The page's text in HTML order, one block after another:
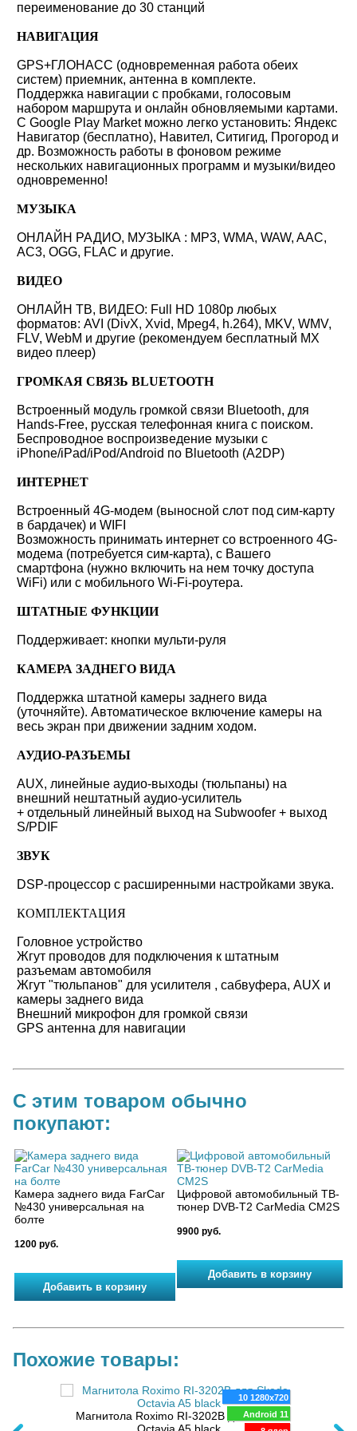
переименование до 30 станций
НАВИГАЦИЯ
GPS+ГЛОНАСС (одновременная работа обеих
систем) приемник, антенна в комплекте.
Поддержка навигации с пробками, голосовым
набором маршрута и онлайн обновляемыми картами.
С Google Play Market можно легко установить: Яндекс
Навигатор (бесплатно), Навител, Ситигид, Прогород и
др. Возможность работы в фоновом режиме
нескольких навигационных программ и музыки/видео
одновременно!
МУЗЫКА
ОНЛАЙН РАДИО, МУЗЫКА : MP3, WMA, WAW, AAC,
AC3, OGG, FLAC и другие.
ВИДЕО
ОНЛАЙН ТВ, ВИДЕО: Full HD 1080p любых
форматов: AVI (DivX, Xvid, Mpeg4, h.264), MKV, WMV,
FLV, WebM и другие (рекомендуем бесплатный MX
видео плеер)
ГРОМКАЯ СВЯЗЬ BLUETOOTH
Встроенный модуль громкой связи Bluetooth, для
Hands-Free, русская телефонная книга с поиском.
Беспроводное воспроизведение музыки с
iPhone/iPad/iPod/Android по Bluetooth (A2DP)
ИНТЕРНЕТ
Встроенный 4G-модем (выносной слот под сим-карту
в бардачек) и WIFI
Возможность принимать интернет со встроенного 4G-
модема (потребуется сим-карта), с Вашего
смартфона (нужно включить на нем точку доступа
WiFi) или с мобильного Wi-Fi-роутера.
ШТАТНЫЕ ФУНКЦИИ
Поддерживает: кнопки мульти-руля
КАМЕРА ЗАДНЕГО ВИДА
Поддержка штатной камеры заднего вида
(уточняйте). Автоматическое включение камеры на
весь экран при движении задним ходом.
АУДИО-РАЗЪЕМЫ
AUX, линейные аудио-выходы (тюльпаны) на
внешний нештатный аудио-усилитель
+ отдельный линейный выход на Subwoofer + выход
S/PDIF
ЗВУК
DSP-процессор с расширенными настройками звука.
КОМПЛЕКТАЦИЯ
Головное устройство
Жгут проводов для подключения к штатным
разъемам автомобиля
Жгут "тюльпанов" для усилителя , сабвуфера, AUX и
камеры заднего вида
Внешний микрофон для громкой связи
GPS антенна для навигации
С этим товаром обычно
покупают:
Камера заднего вида FarCar
№430 универсальная на
болте
1200 руб.
Цифровой автомобильный ТВ-
тюнер DVB-T2 CarMedia CM2S
9900 руб.
Похожие товары:
10 1280x720
Android 11
Магнитола Roximo RI-3202B для Skoda